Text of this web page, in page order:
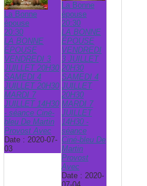
La Bonne
épouse
20:30
LA BONNE
ÉPOUSE
VENDREDI 3
JUILLET 20H30
SAMEDI 4
JUILLET 20H30
MARDI 7
JUILLET 14H30
- séance Ciné-
bleu De Martin
Provost Avec
Date : 2020-07-
03
La Bonne
épouse
20:30
LA BONNE
ÉPOUSE
VENDREDI
3 JUILLET
20H30
SAMEDI 4
JUILLET
20H30
MARDI 7
JUILLET
14H30 -
séance
Ciné-bleu De
Martin
Provost
Avec
Date : 2020-